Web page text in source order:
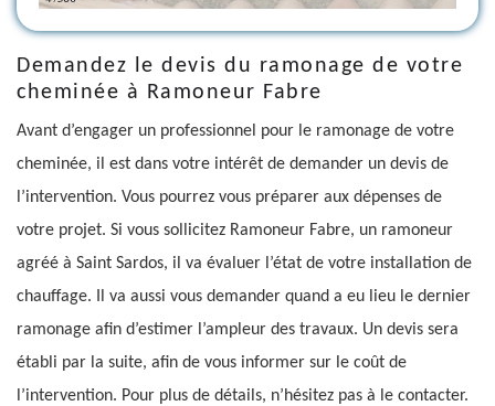
Demandez le devis du ramonage de votre
cheminée à Ramoneur Fabre
Avant d’engager un professionnel pour le ramonage de votre
cheminée, il est dans votre intérêt de demander un devis de
l’intervention. Vous pourrez vous préparer aux dépenses de
votre projet. Si vous sollicitez Ramoneur Fabre, un ramoneur
agréé à Saint Sardos, il va évaluer l’état de votre installation de
chauffage. Il va aussi vous demander quand a eu lieu le dernier
ramonage afin d’estimer l’ampleur des travaux. Un devis sera
établi par la suite, afin de vous informer sur le coût de
l’intervention. Pour plus de détails, n’hésitez pas à le contacter.